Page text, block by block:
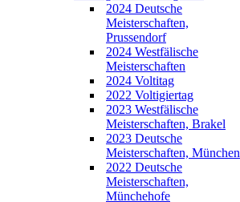
2024 Deutsche
Meisterschaften,
Prussendorf
2024 Westfälische
Meisterschaften
2024 Voltitag
2022 Voltigiertag
2023 Westfälische
Meisterschaften, Brakel
2023 Deutsche
Meisterschaften, München
2022 Deutsche
Meisterschaften,
Münchehofe